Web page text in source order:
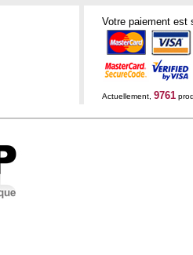
Votre paiement est
Actuellement, 9761